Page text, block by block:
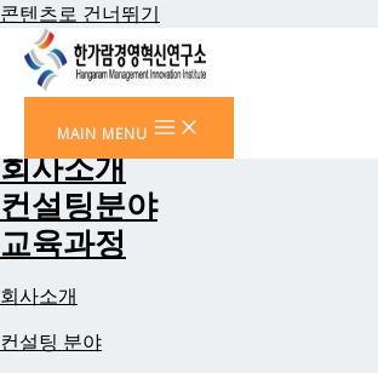
콘텐츠로 건너뛰기
MAIN MENU
한가람경영혁신연구소
고객 가치를 극대화하는 교육/컨설팅
한가람경영혁신연구소
고객가치를 극대화하는 교육/컨설팅
회사소개
컨설팅분야
교육과정
회사소개
컨설팅 분야